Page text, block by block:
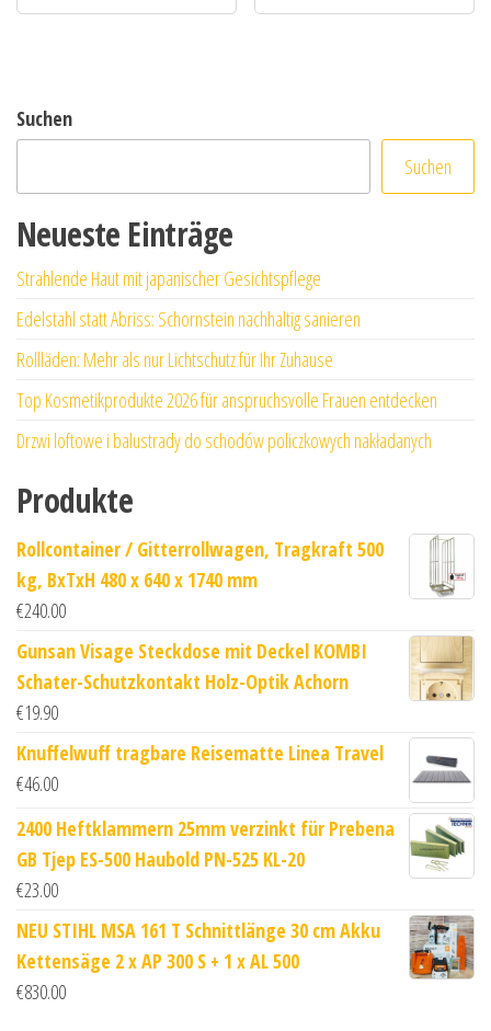
Suchen
Suchen
Neueste Einträge
Strahlende Haut mit japanischer Gesichtspflege
Edelstahl statt Abriss: Schornstein nachhaltig sanieren
Rollläden: Mehr als nur Lichtschutz für Ihr Zuhause
Top Kosmetikprodukte 2026 für anspruchsvolle Frauen entdecken
Drzwi loftowe i balustrady do schodów policzkowych nakładanych
Produkte
Rollcontainer / Gitterrollwagen, Tragkraft 500
kg, BxTxH 480 x 640 x 1740 mm
€240.00
Gunsan Visage Steckdose mit Deckel KOMBI
Schater-Schutzkontakt Holz-Optik Achorn
€19.90
Knuffelwuff tragbare Reisematte Linea Travel
€46.00
2400 Heftklammern 25mm verzinkt für Prebena
GB Tjep ES-500 Haubold PN-525 KL-20
€23.00
NEU STIHL MSA 161 T Schnittlänge 30 cm Akku
Kettensäge 2 x AP 300 S + 1 x AL 500
€830.00